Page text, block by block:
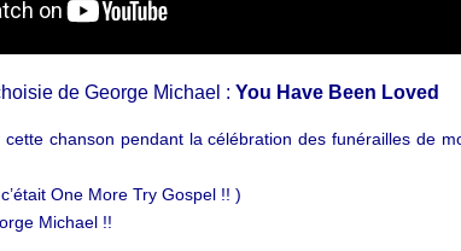
de George Michael : You Have Been Loved
chanson pendant la célébration des funérailles de
One More Try Gospel !! )
Michael !!